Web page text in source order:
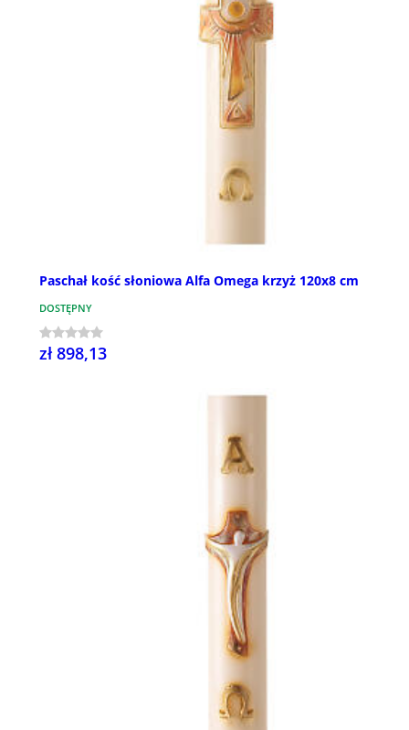
Paschał kość słoniowa Alfa Omega krzyż 120x8 cm
DOSTĘPNY
zł 898,13